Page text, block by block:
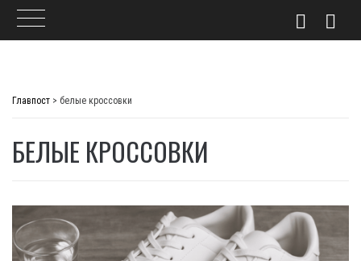
Главпост > белые кроссовки
БЕЛЫЕ КРОССОВКИ